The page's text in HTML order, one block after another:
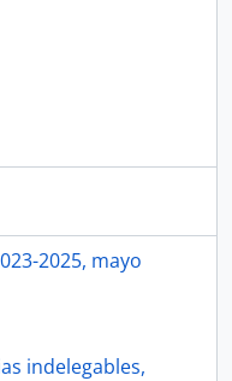
2025, mayo
indelegables,